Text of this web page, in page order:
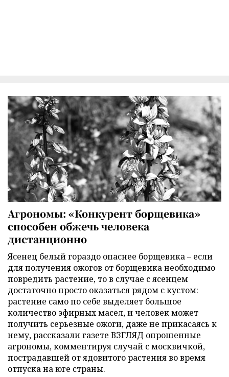
Агрономы: «Конкурент борщевика»
способен обжечь человека
дистанционно
Ясенец белый гораздо опаснее борщевика – если
для получения ожогов от борщевика необходимо
повредить растение, то в случае с ясенцем
достаточно просто оказаться рядом с кустом:
растение само по себе выделяет большое
количество эфирных масел, и человек может
получить серьезные ожоги, даже не прикасаясь к
нему, рассказали газете ВЗГЛЯД опрошенные
агрономы, комментируя случай с москвичкой,
пострадавшей от ядовитого растения во время
отпуска на юге страны.